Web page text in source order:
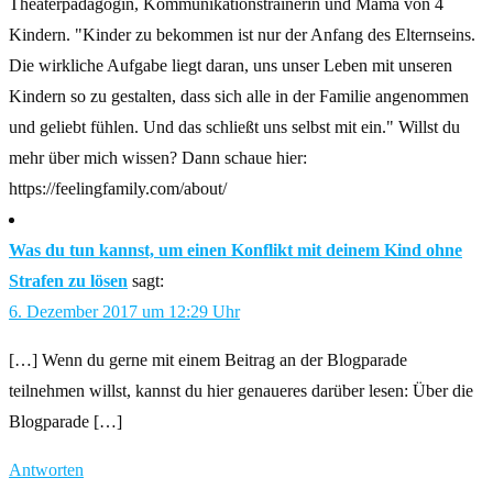
Kindern. "Kinder zu bekommen ist nur der Anfang des Elternseins.
Die wirkliche Aufgabe liegt daran, uns unser Leben mit unseren
Kindern so zu gestalten, dass sich alle in der Familie angenommen
und geliebt fühlen. Und das schließt uns selbst mit ein." Willst du
mehr über mich wissen? Dann schaue hier:
https://feelingfamily.com/about/
Was du tun kannst, um einen Konflikt mit deinem Kind ohne
Strafen zu lösen sagt:
6. Dezember 2017 um 12:29 Uhr
[…] Wenn du gerne mit einem Beitrag an der Blogparade
teilnehmen willst, kannst du hier genaueres darüber lesen: Über die
Blogparade […]
Antworten